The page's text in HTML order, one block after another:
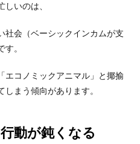
いのは、
社会（ベーシックインカムが支
。
エコノミックアニマル」と揶揄
まう傾向があります。
動が鈍くなる